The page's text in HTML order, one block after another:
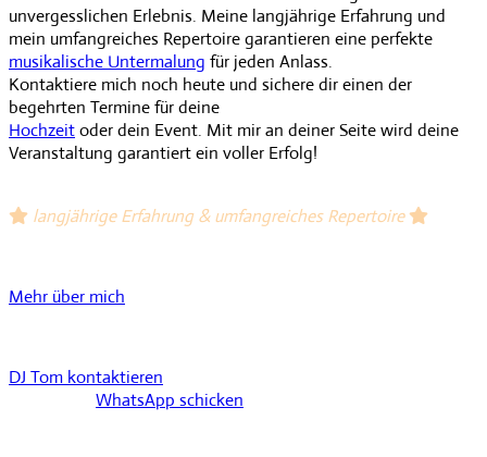
unvergesslichen Erlebnis. Meine langjährige Erfahrung und
mein umfangreiches Repertoire garantieren eine perfekte
musikalische Untermalung für jeden Anlass.
Kontaktiere mich noch heute und sichere dir einen der
begehrten Termine für deine
Hochzeitoder dein Event. Mit mir an deiner Seite wird deine
Veranstaltung garantiert ein voller Erfolg!
langjährige Erfahrung &umfangreiches Repertoire
Mehr über mich
DJ Tom kontaktieren
WhatsApp schicken